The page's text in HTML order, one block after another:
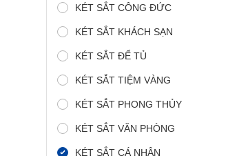
KÉT SẮT CÔNG ĐỨC
KÉT SẮT KHÁCH SẠN
KÉT SẮT ĐỂ TỦ
KÉT SẮT TIỆM VÀNG
KÉT SẮT PHONG THỦY
KÉT SẮT VĂN PHÒNG
KÉT SẮT CÁ NHÂN